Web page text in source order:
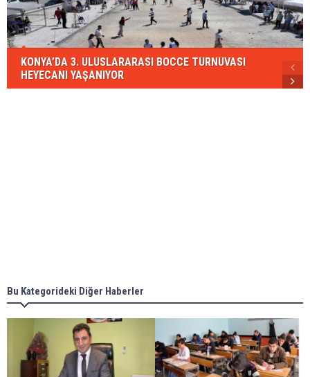
KONYA’DA 3. ULUSLARARASI BOCCE TURNUVASI
HEYECANI YAŞANIYOR
Bu Kategorideki Diğer Haberler